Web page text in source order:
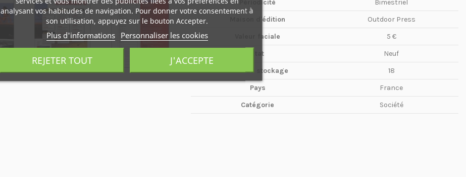
Périodicité
Bimestriel
Maison d'édition
Outdoor Press
Valeur faciale
5 €
Etat
Neuf
Boîte de stockage
18
Pays
France
Catégorie
Société
analysant vos habitudes de navigation. Pour donner votre consentement à
son utilisation, appuyez sur le bouton Accepter.
Plus d'informations Personnaliser les cookies
REJETER TOUT J'ACCEPTE